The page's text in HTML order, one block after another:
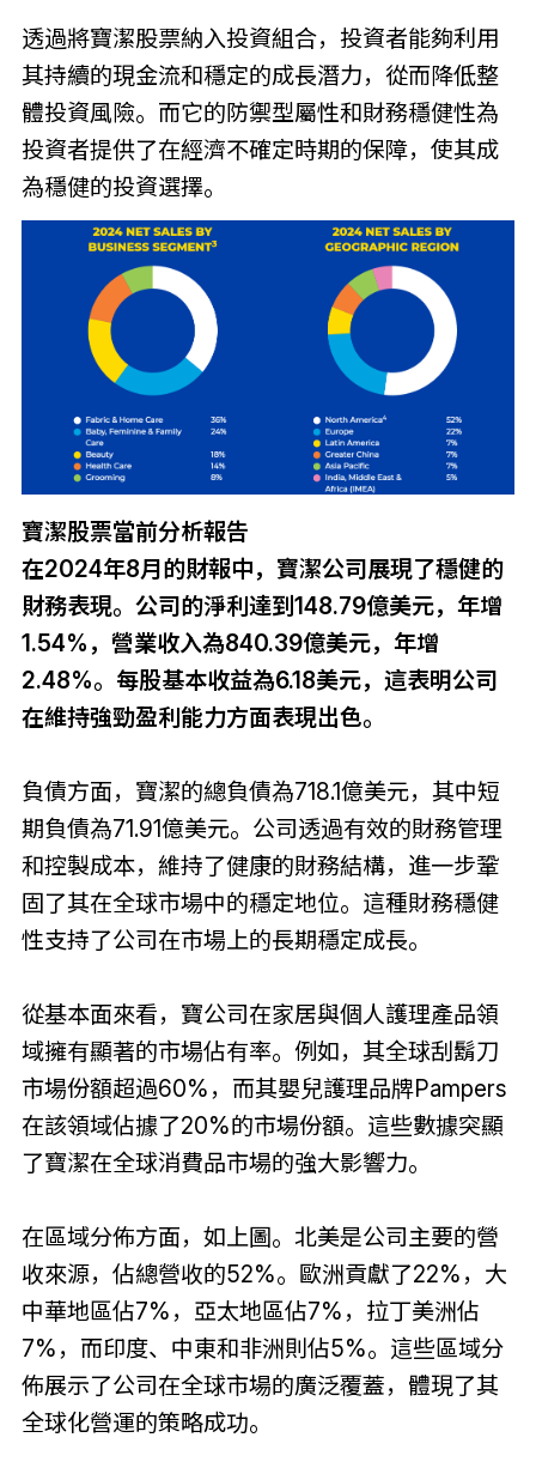
透過將寶潔股票納入投資組合，投資者能夠利用
其持續的現金流和穩定的成長潛力，從而降低整
體投資風險。而它的防禦型屬性和財務穩健性為
投資者提供了在經濟不確定時期的保障，使其成
為穩健的投資選擇。
寶潔股票當前分析報告
在2024年8月的財報中，寶潔公司展現了穩健的
財務表現。公司的淨利達到148.79億美元，年增
1.54%，營業收入為840.39億美元，年增
2.48%。每股基本收益為6.18美元，這表明公司
在維持強勁盈利能力方面表現出色。
負債方面，寶潔的總負債為718.1億美元，其中短
期負債為71.91億美元。公司透過有效的財務管理
和控製成本，維持了健康的財務結構，進一步鞏
固了其在全球市場中的穩定地位。這種財務穩健
性支持了公司在市場上的長期穩定成長。
從基本面來看，寶公司在家居與個人護理產品領
域擁有顯著的市場佔有率。例如，其全球刮鬍刀
市場份額超過60%，而其嬰兒護理品牌Pampers
在該領域佔據了20%的市場份額。這些數據突顯
了寶潔在全球消費品市場的強大影響力。
在區域分佈方面，如上圖。北美是公司主要的營
收來源，佔總營收的52%。歐洲貢獻了22%，大
中華地區佔7%，亞太地區佔7%，拉丁美洲佔
7%，而印度、中東和非洲則佔5%。這些區域分
佈展示了公司在全球市場的廣泛覆蓋，體現了其
全球化營運的策略成功。